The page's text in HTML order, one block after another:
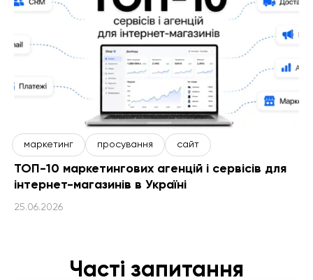
маркетинг просування сайт
ТОП-10 маркетингових агенцій і сервісів для
інтернет-магазинів в Україні
25.06.2026
Часті запитання